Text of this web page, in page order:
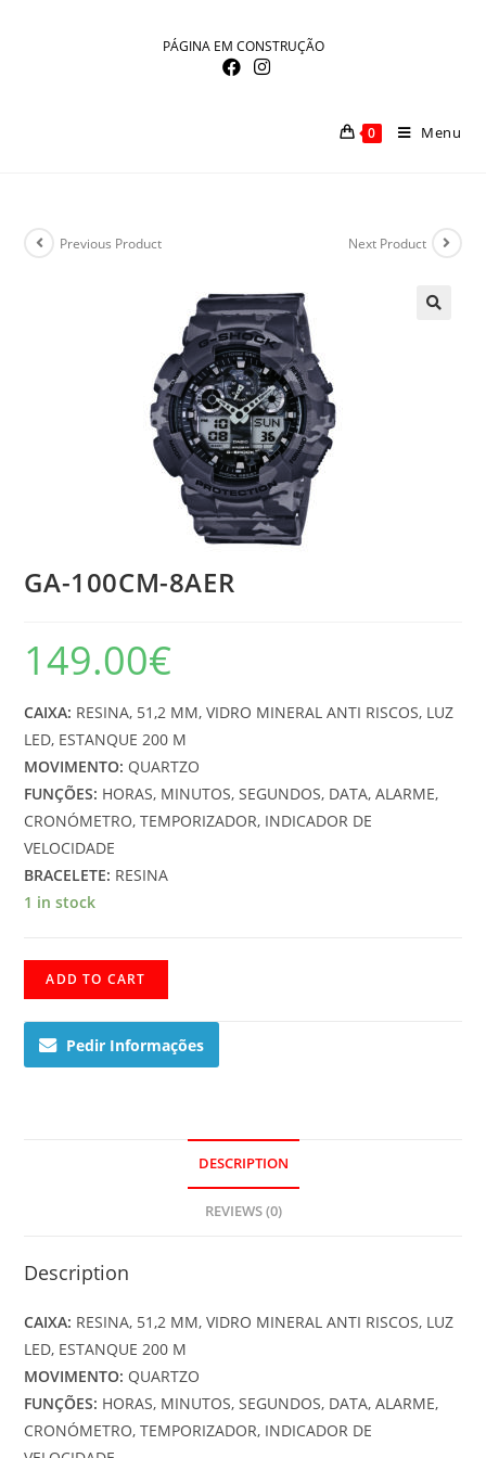
PÁGINA EM CONSTRUÇÃO
0 Menu
Previous Product Next Product
GA-100CM-8AER
149.00€
CAIXA: RESINA, 51,2 MM, VIDRO MINERAL ANTI RISCOS, LUZ
LED, ESTANQUE 200 M
MOVIMENTO: QUARTZO
FUNÇÕES: HORAS, MINUTOS, SEGUNDOS, DATA, ALARME,
CRONÓMETRO, TEMPORIZADOR, INDICADOR DE
VELOCIDADE
BRACELETE: RESINA
1 in stock
GA-
100CM-
8AER
quantity
ADD TO CART
Pedir Informações
DESCRIPTION
REVIEWS (0)
Description
CAIXA: RESINA, 51,2 MM, VIDRO MINERAL ANTI RISCOS, LUZ
LED, ESTANQUE 200 M
MOVIMENTO: QUARTZO
FUNÇÕES: HORAS, MINUTOS, SEGUNDOS, DATA, ALARME,
CRONÓMETRO, TEMPORIZADOR, INDICADOR DE